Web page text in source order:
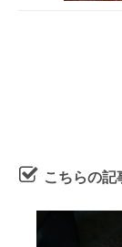
こちらの記